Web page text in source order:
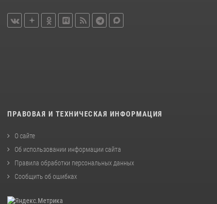
ПРАВОВАЯ И ТЕХНИЧЕСКАЯ ИНФОРМАЦИЯ
О сайте
Об использовании информации сайта
Правила обработки персональных данных
Сообщить об ошибках